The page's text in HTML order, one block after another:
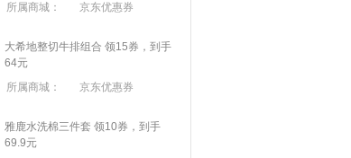
所属商城： 京东优惠券
大希地整切牛排组合 领15券，到手
64元
所属商城：
京东优惠券
雅鹿水洗棉三件套 领10券，到手
69.9元